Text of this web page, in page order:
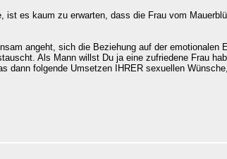
es kaum zu erwarten, dass die Frau vom
angeht, sich die Beziehung auf der emotionalen
Als Mann willst Du ja eine zufriedene Frau
dann folgende Umsetzen IHRER sexuellen